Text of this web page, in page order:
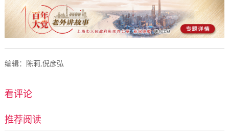
编辑：陈莉,倪彦弘
看评论
推荐阅读